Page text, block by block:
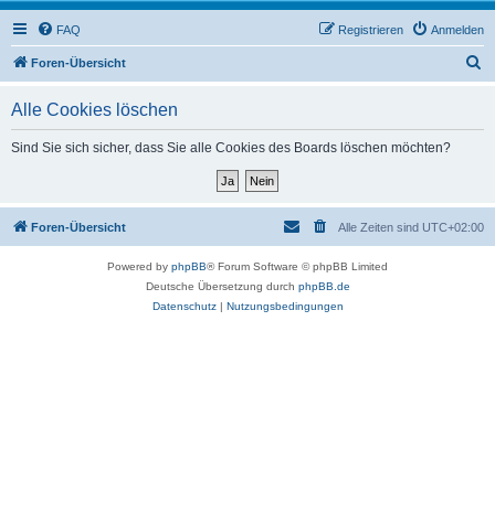
FAQ Anmelden
Registrieren
Foren-Übersicht
Alle Cookies löschen
Sind Sie sich sicher, dass Sie alle Cookies des Boards löschen möchten?
Foren-Übersicht Alle Zeiten sind UTC+02:00
Powered by phpBB® Forum Software © phpBB Limited
Deutsche Übersetzung durch phpBB.de
Datenschutz| Nutzungsbedingungen